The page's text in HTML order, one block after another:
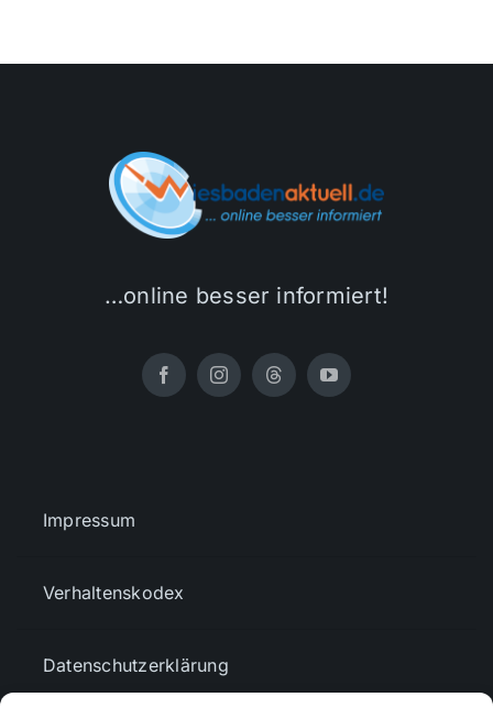
…online besser informiert!
Impressum
Verhaltenskodex
Datenschutzerklärung